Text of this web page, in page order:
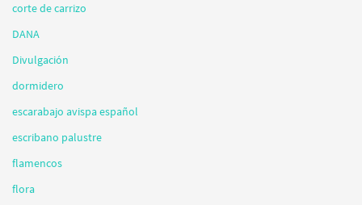
corte de carrizo
DANA
Divulgación
dormidero
escarabajo avispa español
escribano palustre
flamencos
flora